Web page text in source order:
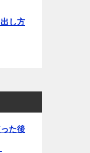
し方
た後